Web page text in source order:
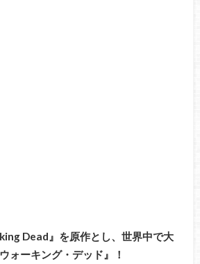
Dead』を原作とし、世界中で大
ォーキング・デッド』！